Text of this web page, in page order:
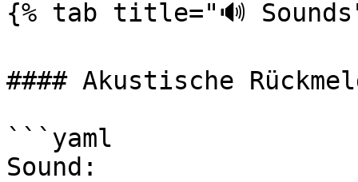
{% tab title="🔊
#### Akustische
```yaml
Sound: